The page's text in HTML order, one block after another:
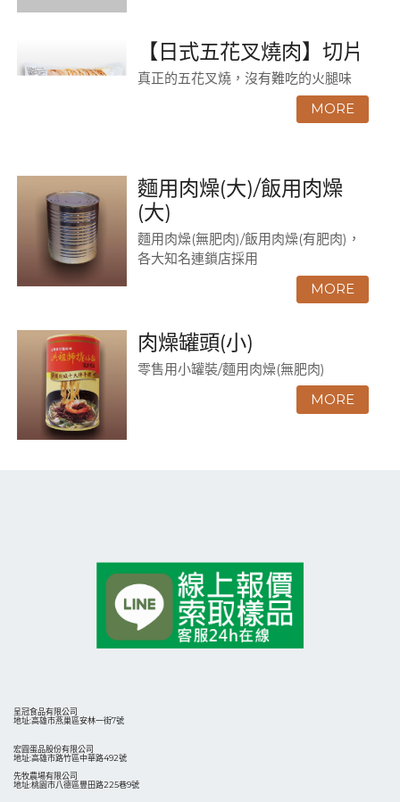
【日式五花叉燒肉】切片
真正的五花叉燒，沒有難吃的火腿味
麵用肉燥(大)/飯用肉燥
(大)
麵用肉燥(無肥肉)/飯用肉燥(有肥肉)，
各大知名連鎖店採用
肉燥罐頭(小)
零售用小罐裝/麵用肉燥(無肥肉)
呈冠食品有限公司
地址:高雄市燕巢區安林一街7號
宏圓蛋品股份有限公司
地址:高雄市路竹區中華路492號
先牧農場有限公司
地址:桃園市八德區豐田路225巷9號